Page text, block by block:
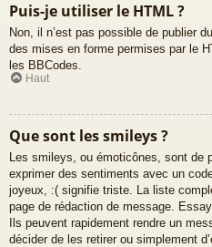
Puis-je utiliser le HTML ?
Non, il n’est pas possible de publier
des mises en forme permises par le
les BBCodes.
Haut
Que sont les smileys ?
Les smileys, ou émoticônes, sont de
exprimer des sentiments avec un
joyeux, :( signifie triste. La liste
page de rédaction de message.
Ils peuvent rapidement rendre un
décider de les retirer ou simplement